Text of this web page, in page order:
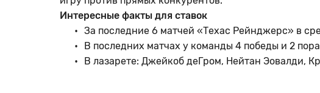
Интересные факты для ставок
За последние 6 матчей «Техас Рейнджерс» в
В последних матчах у команды 4 победы и 2
В лазарете: Джейкоб деГром, Нейтан Эовалди,